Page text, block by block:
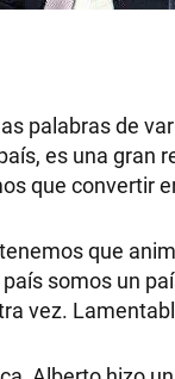
palabras de
es una gran
que convertir
que
somos un
vez.